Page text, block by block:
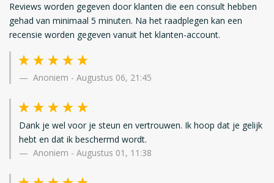
Reviews worden gegeven door klanten die een consult hebben
gehad van minimaal 5 minuten. Na het raadplegen kan een
recensie worden gegeven vanuit het klanten-account.
Anoniem - Augustus 06, 21:45
Dank je wel voor je steun en vertrouwen. Ik hoop dat je gelijk
hebt en dat ik beschermd wordt.
Anoniem - Augustus 01, 11:38